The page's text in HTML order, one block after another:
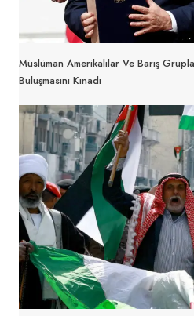
Müslüman Amerikalılar Ve Barış
Buluşmasını Kınadı